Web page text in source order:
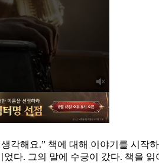
각해요.” 책에 대해 이야기를 시작
었다. 그의 말에 수긍이 갔다. 책을